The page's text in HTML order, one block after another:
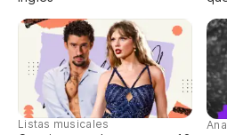
Listas musicales